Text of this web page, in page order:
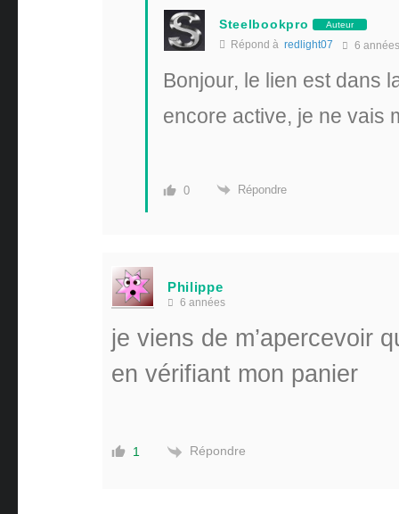
Steelbookpro Auteur
Répond à redlight07 6 années
Bonjour, le lien est dans
encore active, je ne vais
0 Répondre
Philippe
6 années
je viens de m’apercevoir
en vérifiant mon panier
1 Répondre